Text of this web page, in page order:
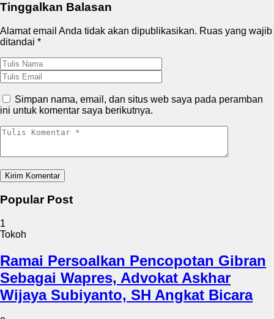
Tinggalkan Balasan
Alamat email Anda tidak akan dipublikasikan. Ruas yang wajib
ditandai *
Simpan nama, email, dan situs web saya pada peramban
ini untuk komentar saya berikutnya.
Popular Post
1
Tokoh
Ramai Persoalkan Pencopotan Gibran
Sebagai Wapres, Advokat Askhar
Wijaya Subiyanto, SH Angkat Bicara